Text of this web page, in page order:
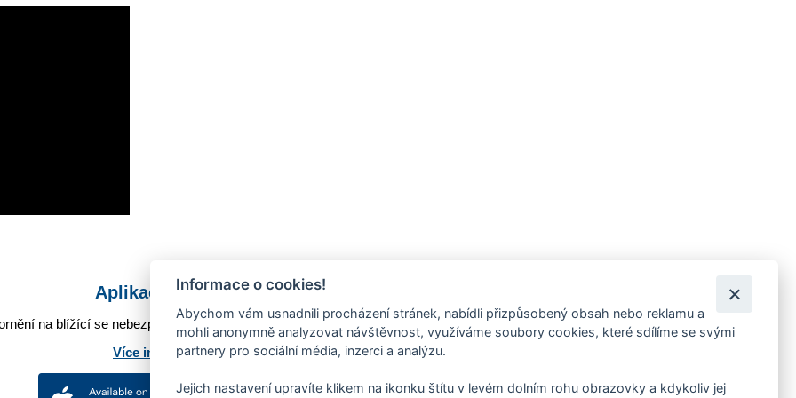
Aplikace Mobilní rozhlas
na blížící se nebezpečí, odstávky, poruchy a výpadky energií, ankety, pozvánky na kulturní a sportovní akce?
Více informací o aplikaci
Informace o cookies!
Abychom vám usnadnili procházení stránek, nabídli přizpůsobený obsah nebo reklamu a
mohli anonymně analyzovat návštěvnost, využíváme soubory cookies, které sdílíme se svými
partnery pro sociální média, inzerci a analýzu.
Jejich nastavení upravíte klikem na ikonku štítu v levém dolním rohu obrazovky a kdykoliv jej